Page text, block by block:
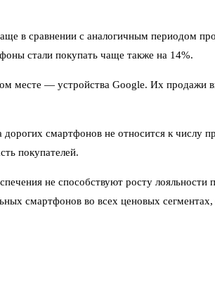
в сравнении с аналогичным периодом
стали покупать чаще также на 14%.
месте — устройства Google. Их продажи
смартфонов не относится к числу
покупателей.
не способствуют росту лояльности
смартфонов во всех ценовых сегментах,